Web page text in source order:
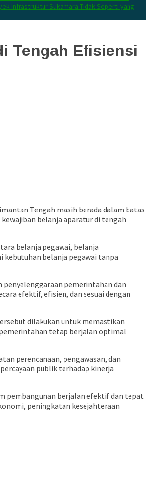
Infrastruktur Sukamara Tidak Seperti yang
Tengah Efisiensi
Tengah masih berada dalam batas
belanja aparatur di tengah
belanja pegawai, belanja
belanja pegawai tanpa
penyelenggaraan pemerintahan dan
efektif, efisien, dan sesuai dengan
dilakukan untuk memastikan
tetap berjalan optimal
perencanaan, pengawasan, dan
publik terhadap kinerja
pembangunan berjalan efektif dan tepat
peningkatan kesejahteraan